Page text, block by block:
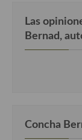
Cocina Francesa
Las
Bernad,
Concha